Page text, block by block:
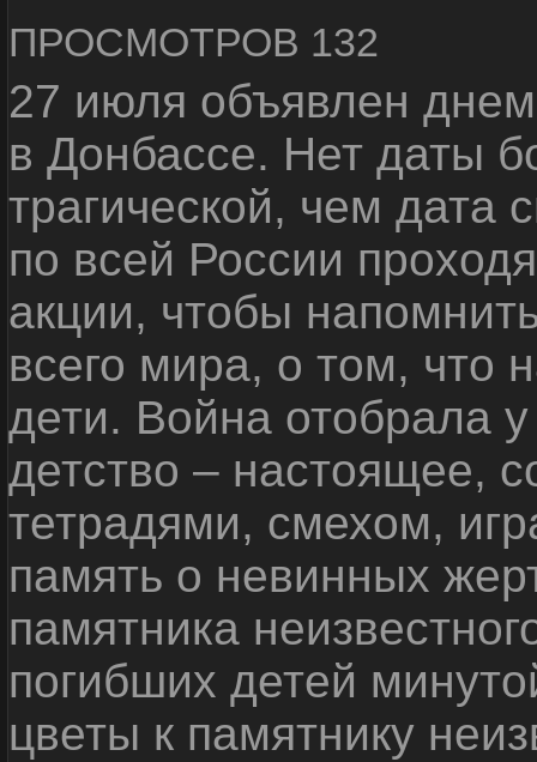
ПРОСМОТРОВ 132
27 июля объявлен
в Донбассе. Нет даты
трагической, чем дата
по всей России
акции, чтобы
всего мира, о том, что
дети. Война отобрала
детство – настоящее,
тетрадями, смехом,
память о невинных
памятника
погибших детей
цветы к памятнику